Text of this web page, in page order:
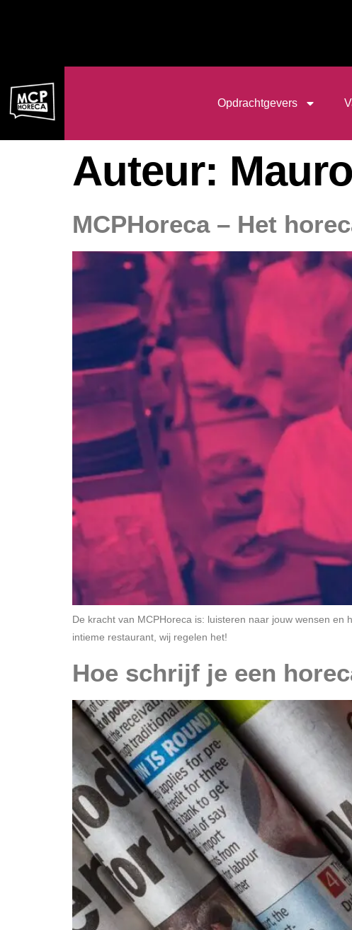
Opdrachtgevers
Auteur:
MCPHoreca – Het
De kracht van MCPHoreca is: luisteren naar jouw wensen
intieme restaurant, wij regelen het!
Hoe schrijf je een